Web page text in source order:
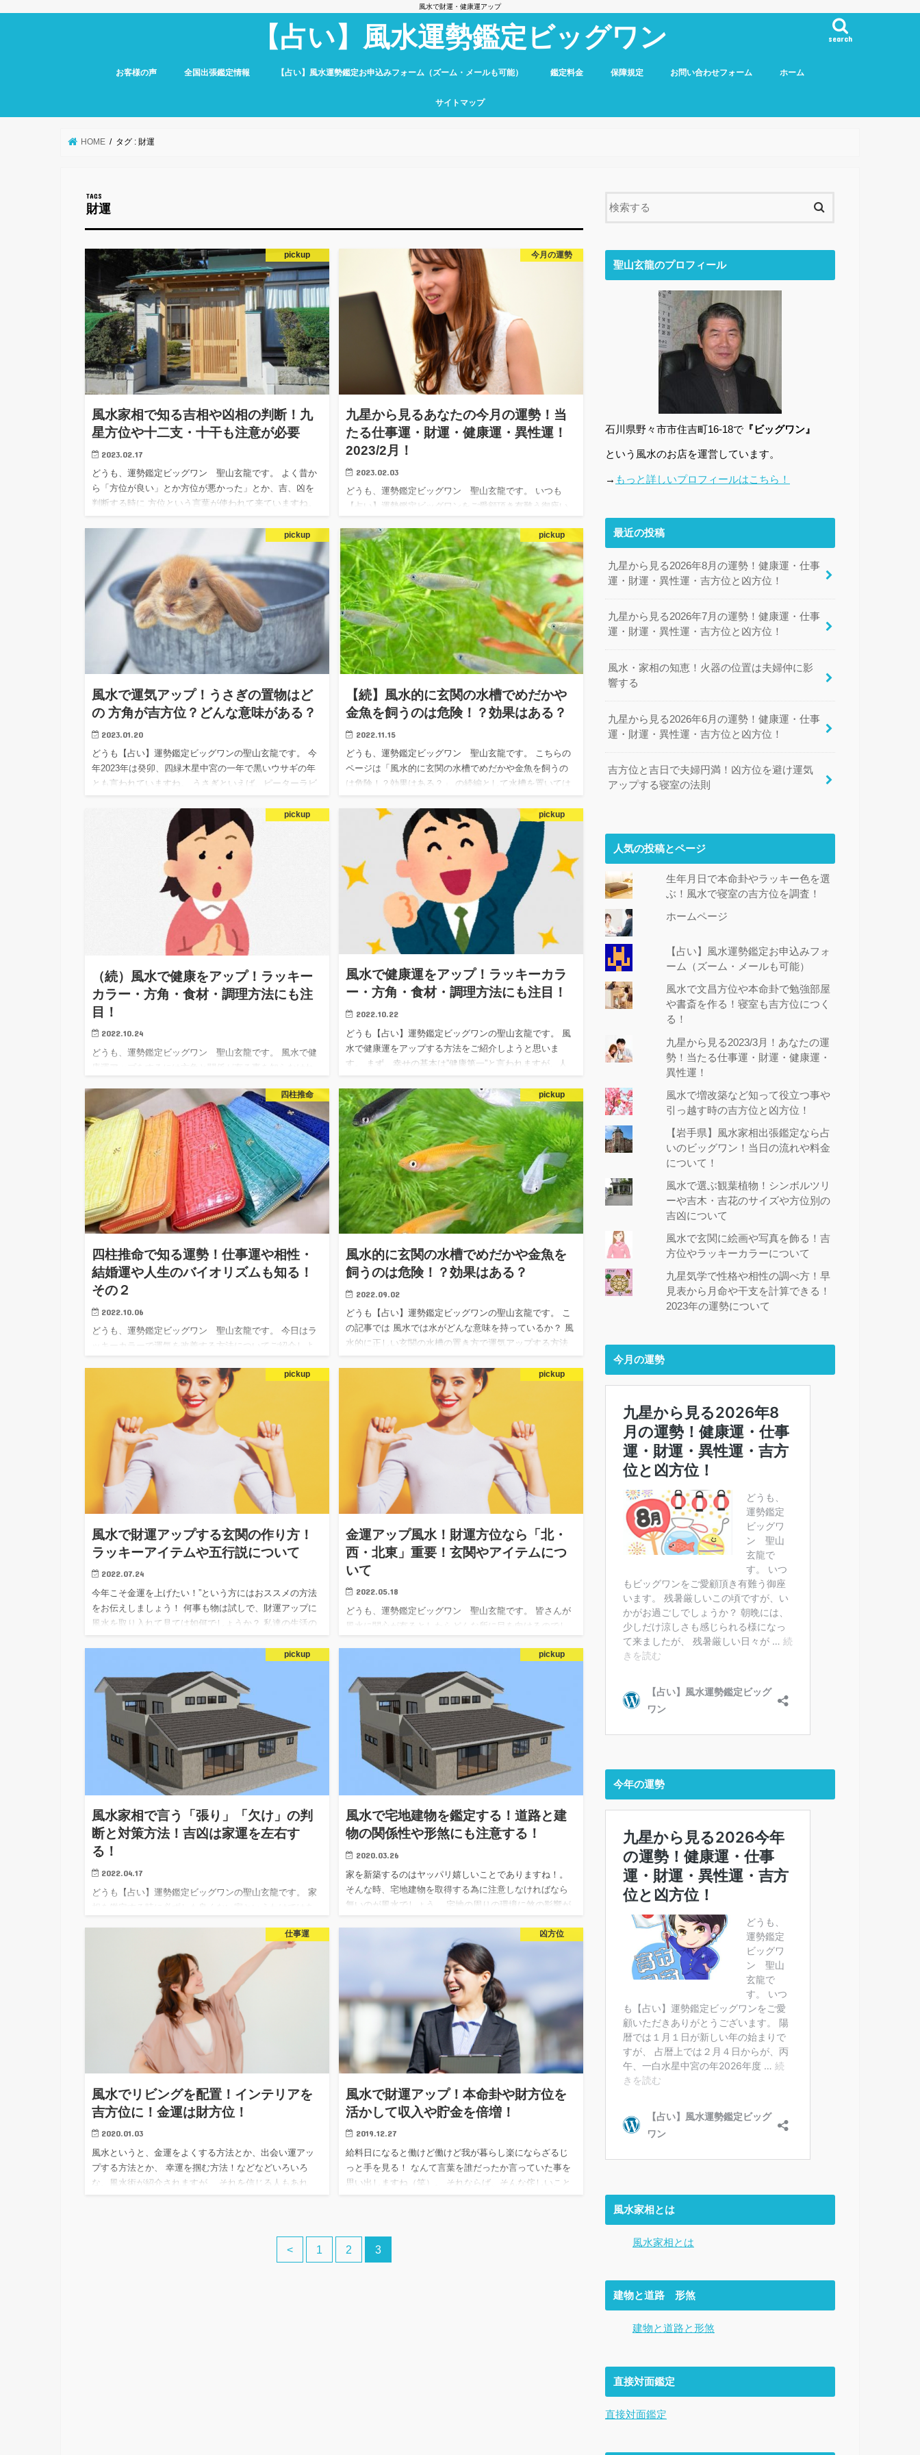
風水で財運・健康運アップ
【占い】風水運勢鑑定ビッグワン search
お客様の声 全国出張鑑定情報 【占い】風水運勢鑑定お申込みフォーム（ズーム・メールも可能） 鑑定料金 保障規定 お問い合わせフォーム ホーム
サイトマップ
HOME タグ : 財運
財運
pickup
風水家相で知る吉相や凶相の判断！九
星方位や十二支・十干も注意が必要
2023.02.17
どうも、運勢鑑定ビッグワン 聖山玄龍です。 よく昔か
ら「方位が良い」とか方位が悪かった」とか、吉、凶を
判断する時に 方位という言葉が使われて来ていますね。
どを読んでも、…
今月の運勢
九星から見るあなたの今月の運勢！当
たる仕事運・財運・健康運・異性運！
2023/2月！
2023.02.03
どうも、運勢鑑定ビッグワン 聖山玄龍です。 いつも
【占い】運勢鑑定ビッグワンをご愛顧頂き有難う御座い
び、この頃から気温は上昇に 向かい始め何処となく春の
気配が感じられる時…
pickup
風水で運気アップ！うさぎの置物はど
の 方角が吉方位？どんな意味がある？
2023.01.20
どうも【占い】運勢鑑定ビッグワンの聖山玄龍です。 今
年2023年は癸卯、四緑木星中宮の一年で黒いウサギの年
とも言われていますね。 うさぎといえば、ピーターラビ
pickup
【続】風水的に玄関の水槽でめだかや
金魚を飼うのは危険！？効果はある？
2022.11.15
どうも、運勢鑑定ビッグワン 聖山玄龍です。 こちらの
ページは「風水的に玄関の水槽でめだかや金魚を飼うの
は危険！？効果はある？」 の続編として水槽を置いては
槽のご紹介など…
pickup
（続）風水で健康をアップ！ラッキー
カラー・方角・食材・調理方法にも注
目！
2022.10.24
どうも、運勢鑑定ビッグワン 聖山玄龍です。 風水で健
康運アップをするには方角と関係が有る事を知らなけれ
言われていますので、移動、旅行、 引っ越し等は吉方向
を意識して計画…
pickup
風水で健康運をアップ！ラッキーカラ
ー・方角・食材・調理方法にも注目！
2022.10.22
どうも【占い】運勢鑑定ビッグワンの聖山玄龍です。 風
水で健康運をアップする方法をご紹介しようと思いま
す。 まず、幸せの基本は”健康第一”と言われますが、人
勝る宝はないと…
四柱推命
四柱推命で知る運勢！仕事運や相性・
結婚運や人生のバイオリズムも知る！
その２
2022.10.06
どうも、運勢鑑定ビッグワン 聖山玄龍です。 今日はラ
ッキーカラーで運気を改善する方法についてご紹介しよ
入れてみるという事なんですが・・。 ツキがない時は、
pickup
風水的に玄関の水槽でめだかや金魚を
飼うのは危険！？効果はある？
2022.09.02
どうも【占い】運勢鑑定ビッグワンの聖山玄龍です。 こ
の記事では 風水では水がどんな意味を持っているか？ 風
水的に正しい玄関の水槽の置き方で運気アップする方法
pickup
風水で財運アップする玄関の作り方！
ラッキーアイテムや五行説について
2022.07.24
今年こそ金運を上げたい！”という方にはおススメの方法
をお伝えしましょう！ 何事も物は試しで、財運アップに
風水を取り入れて見ては如何でしょうか？ 私達の生活の
pickup
金運アップ風水！財運方位なら「北・
西・北東」重要！玄関やアイテムにつ
いて
2022.05.18
どうも、運勢鑑定ビッグワン 聖山玄龍です。 皆さんが
風水に関心が有るとしたらどんな所に目を向けるのでし
自分の運気をアップすることで職場で出世して給料が上
pickup
風水家相で言う「張り」「欠け」の判
断と対策方法！吉凶は家運を左右す
る！
2022.04.17
どうも【占い】運勢鑑定ビッグワンの聖山玄龍です。 家
相を鑑定する時に必ずしも良くない家というわけではあ
水上欠けは、その欠けている方位のもつ運気のない家、
pickup
風水で宅地建物を鑑定する！道路と建
物の関係性や形煞にも注意する！
2020.03.26
家を新築するのはヤッパリ嬉しいことでありますね！。
そんな時、宅地建物を取得する為に注意しなければなら
無いのが風水でしょう。 宅地の周りの環境に煞の影響が
仕事運
風水でリビングを配置！インテリアを
吉方位に！金運は財方位！
2020.01.03
風水というと、金運をよくする方法とか、出会い運アッ
プする方法とか、 幸運を掴む方法！などなどいろいろ
な、風水術が紹介されますが、 それを信じる人もあれ
凶方位
風水で財運アップ！本命卦や財方位を
活かして収入や貯金を倍増！
2019.12.27
給料日になると働けど働けど我が暮らし楽にならざるじ
っと手を見る！ なんて言葉を誰だったか言っていた事を
思い出しますね（笑）。 それならば、そんな侘しいこと
< 1 2 3
聖山玄龍のプロフィール
石川県野々市市住吉町16-18で 『ビッグワン』
という風水のお店を運営しています。
→ もっと詳しいプロフィールはこちら！
最近の投稿
九星から見る2026年8月の運勢！健康運・仕事
運・財運・異性運・吉方位と凶方位！
九星から見る2026年7月の運勢！健康運・仕事
運・財運・異性運・吉方位と凶方位！
風水・家相の知恵！火器の位置は夫婦仲に影
響する
九星から見る2026年6月の運勢！健康運・仕事
運・財運・異性運・吉方位と凶方位！
吉方位と吉日で夫婦円満！凶方位を避け運気
アップする寝室の法則
人気の投稿とページ
生年月日で本命卦やラッキー色を選
ぶ！風水で寝室の吉方位を調査！
ホームページ
【占い】風水運勢鑑定お申込みフォ
ーム（ズーム・メールも可能）
風水で文昌方位や本命卦で勉強部屋
や書斎を作る！寝室も吉方位につく
る！
九星から見る2023/3月！あなたの運
勢！当たる仕事運・財運・健康運・
異性運！
風水で増改築など知って役立つ事や
引っ越す時の吉方位と凶方位！
【岩手県】風水家相出張鑑定なら占
いのビッグワン！当日の流れや料金
について！
風水で選ぶ観葉植物！シンボルツリ
ーや吉木・吉花のサイズや方位別の
吉凶について
風水で玄関に絵画や写真を飾る！吉
方位やラッキーカラーについて
九星気学で性格や相性の調べ方！早
見表から月命や干支を計算できる！
2023年の運勢について
今月の運勢
今年の運勢
風水家相とは
風水家相とは
建物と道路 形煞
建物と道路と形煞
直接対面鑑定
直接対面鑑定